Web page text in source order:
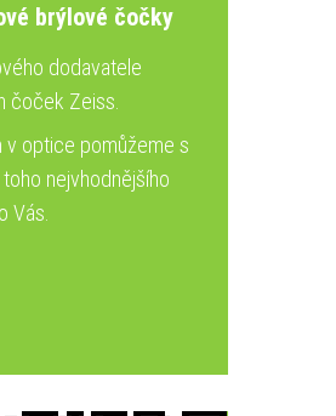
brýlové čočky
dodavatele
čoček Zeiss.
v optice pomůžeme s
nejvhodnějšího
Vás.